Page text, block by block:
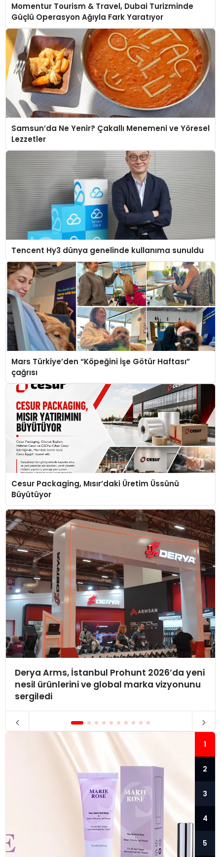
Momentur Tourism & Travel, Dubai Turizminde
Güçlü Operasyon Ağıyla Fark Yaratıyor
Samsun’da Ne Yenir? Çakallı Menemeni ve Yöresel
Lezzetler
Tencent Hy3 dünya genelinde kullanıma sunuldu
Mars Türkiye’den “Köpeğini İşe Götür Haftası”
çağrısı
Cesur Packaging, Mısır’daki Üretim Üssünü
Büyütüyor
Derya Arms, İstanbul Prohunt 2026’da yeni
nesil ürünlerini ve global marka vizyonunu
sergiledi
1
2
3
4
5